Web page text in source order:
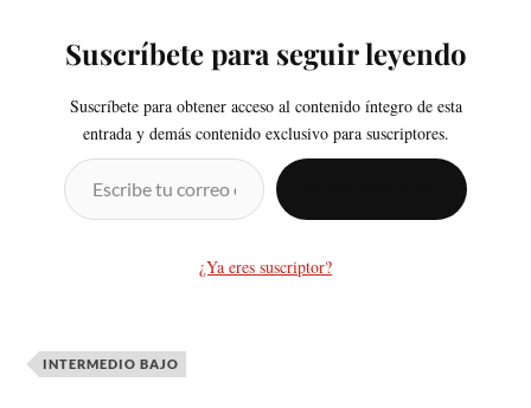
Suscríbete para seguir leyendo
Suscríbete para obtener acceso al contenido íntegro de esta
entrada y demás contenido exclusivo para suscriptores.
¿Ya eres suscriptor?
INTERMEDIO BAJO